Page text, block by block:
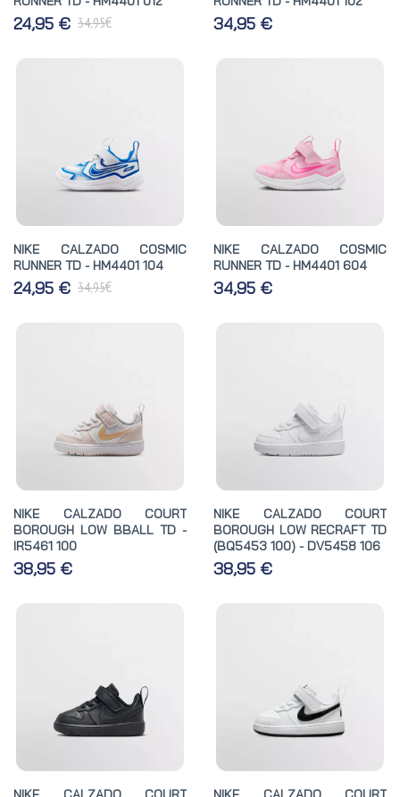
24,95 € 34,95€ 34,95 €
NIKE CALZADO COSMIC
RUNNER TD - HM4401 104
24,95 € 34,95€
NIKE CALZADO COSMIC
RUNNER TD - HM4401 604
34,95 €
NIKE CALZADO COURT
BOROUGH LOW BBALL TD -
IR5461 100
38,95 €
NIKE CALZADO COURT
BOROUGH LOW RECRAFT TD
(BQ5453 100) - DV5458 106
38,95 €